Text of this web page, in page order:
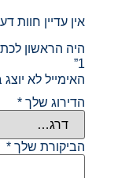
אין עדיין חוות
היה הראשון
1”
האימייל לא
הדירוג שלך*
הביקורת שלך*